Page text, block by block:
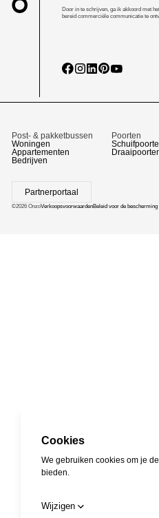
Door in te schrijven, ga ik akkoord met
bereid commerciële communicatie te
Post- & pakketbussen
Woningen
Appartementen
Bedrijven
Poorten
Partnerportaal
©2026 OnzoVerkoopsvoorwaardenBeleid voor de bescherming